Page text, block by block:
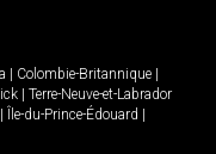
Colombie-Britannique
Terre-Neuve-et-Labrador
Île-du-Prince-Édouard